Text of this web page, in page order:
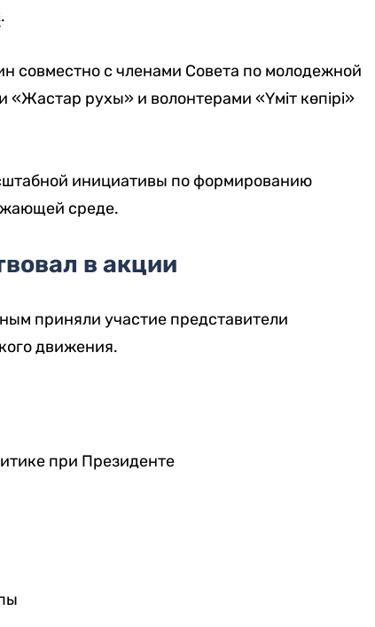
.
совместно с членами Совета по молодежной
рухы» и волонтерами «Үміт көпірі»
инициативы по формированию
среде.
в акции
приняли участие представители
движения.
при Президенте